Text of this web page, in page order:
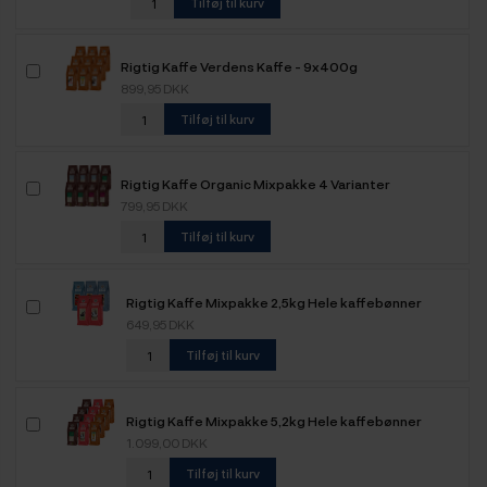
Rigtig Kaffe Verdens Kaffe - 9x400g
899,95 DKK
Tilføj til kurv
Rigtig Kaffe Organic Mixpakke 4 Varianter
799,95 DKK
Tilføj til kurv
Rigtig Kaffe Mixpakke 2,5kg Hele kaffebønner
649,95 DKK
Tilføj til kurv
Rigtig Kaffe Mixpakke 5,2kg Hele kaffebønner
1.099,00 DKK
Tilføj til kurv